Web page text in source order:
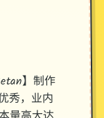
】制作
秀，业内